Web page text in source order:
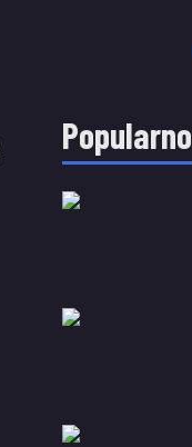
Popularno